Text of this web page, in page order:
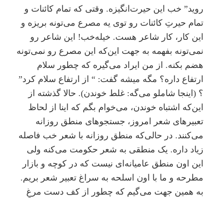
روید” خب این حیرت‌انگیزه. وقتی که تمام کائنات و
تمام حیرتِ کائنات رو توی یه مصرع می‌تونه بریزه و
این کار، کار شاعر هست. خیله‌خب! این شاعر رو
نمی‌تونه بفهمه به جهت این‌که این مصرع رو نمی‌تونه
هضم بکنه. از من ایراد می‌گیره که چطور سلام
ارتفاع داره؟ مگه میشه گفت: “ از ارتفاع سلام کرد”
؟ (اینجا شاملو می‌گه: غلط خوندن). حالا گذشته از
این‌که اشتباه خوندن، می‌خوام بگم که اینا از لحاظ
تعبیرهای شعر امروز، جستجوهای منطق روزانه
می‌کنند. در حالی‌که منطق روزانه با شعر خب فاصله‌
زیاد داره. یک منطقی به شعر حکومت می‌کنه ولی
این اون منطق عامیانه‌ای نیست که در کوچه و بازار
مطرحه و ما با اون اسلحه به سراغ تعبیر شعر بریم.
به همین جهت می‌گیم که چطور از کف دست مرغِ